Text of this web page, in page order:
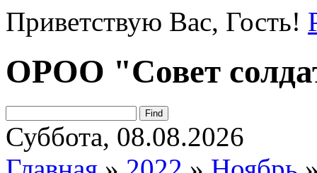
Приветствую Вас, Гость!
ОРОО "Совет
Суббота, 08.08.2026